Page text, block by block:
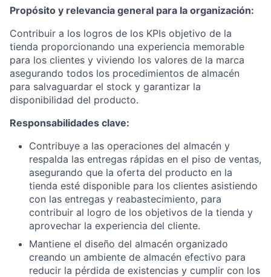
Propósito y relevancia general para la organización:
Contribuir a los logros de los KPIs objetivo de la
tienda proporcionando una experiencia memorable
para los clientes y viviendo los valores de la marca
asegurando todos los procedimientos de almacén
para salvaguardar el stock y garantizar la
disponibilidad del producto.
Responsabilidades clave:
Contribuye a las operaciones del almacén y
respalda las entregas rápidas en el piso de ventas,
asegurando que la oferta del producto en la
tienda esté disponible para los clientes asistiendo
con las entregas y reabastecimiento, para
contribuir al logro de los objetivos de la tienda y
aprovechar la experiencia del cliente.
Mantiene el diseño del almacén organizado
creando un ambiente de almacén efectivo para
reducir la pérdida de existencias y cumplir con los